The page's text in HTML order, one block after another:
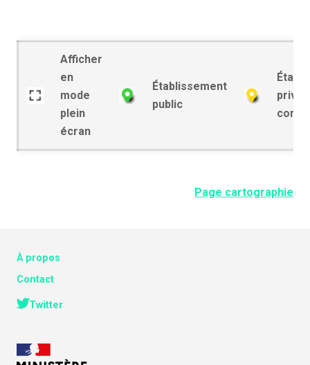
Afficher
en
mode
plein
écran
Établissement
public
privé
Page cartographie
À propos
Contact
Twitter